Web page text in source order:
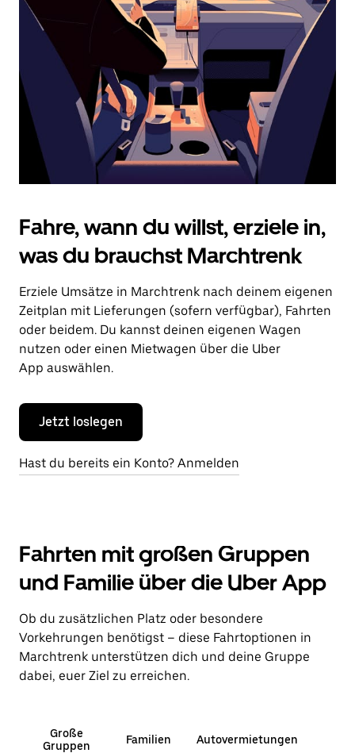
Drücke
die
Escape-
Taste,
den
Kalender
zu
schließen.
Fahre, wann du willst, erziele in,
was du brauchst Marchtrenk
Erziele Umsätze in Marchtrenk nach deinem eigenen
Zeitplan mit Lieferungen (sofern verfügbar), Fahrten
oder beidem. Du kannst deinen eigenen Wagen
nutzen oder einen Mietwagen über die Uber
App auswählen.
Jetzt loslegen
Hast du bereits ein Konto? Anmelden
Fahrten mit großen Gruppen
und Familie über die Uber App
Ob du zusätzlichen Platz oder besondere
Vorkehrungen benötigst – diese Fahrtoptionen in
Marchtrenk unterstützen dich und deine Gruppe
dabei, euer Ziel zu erreichen.
Große
Gruppen
Familien Autovermietungen